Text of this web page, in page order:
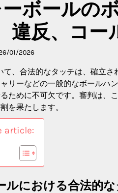
ーボールの
違反、コー
01/2026
て、合法的なタッチは、確立
リーなどの一般的なボールハ
ために不可欠です。審判は、
を果たします。
article:
ルにおける合法的